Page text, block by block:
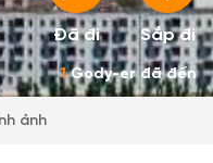
Đã đi Sắp đi
1Gody-er đã đến
ảnh